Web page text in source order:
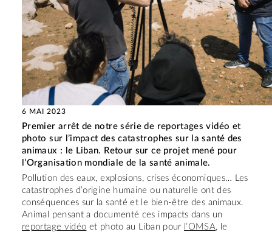
6 MAI 2023
Premier arrêt de notre série de reportages vidéo et
photo sur l’impact des catastrophes sur la santé des
animaux : le Liban. Retour sur ce projet mené pour
l’Organisation mondiale de la santé animale.
Pollution des eaux, explosions, crises économiques… Les
catastrophes d’origine humaine ou naturelle ont des
conséquences sur la santé et le bien-être des animaux.
Animal pensant a documenté ces impacts dans un
reportage vidéo et photo au Liban pour l’OMSA, le